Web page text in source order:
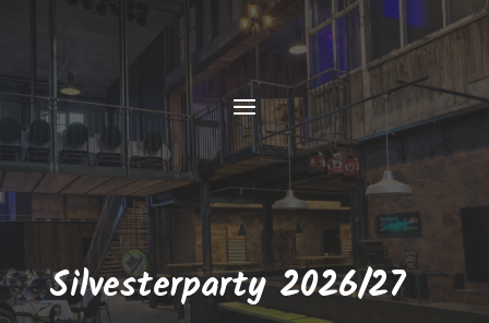
Silvesterparty 2026/27